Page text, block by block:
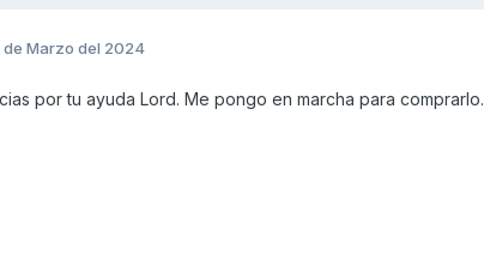
de Marzo del 2024
por tu ayuda Lord. Me pongo en marcha para comprarlo.